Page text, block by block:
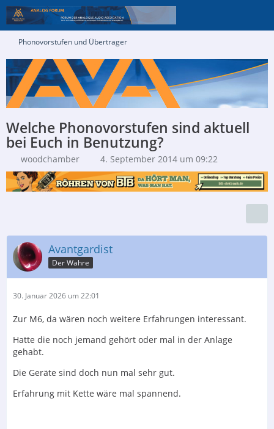
Phonovorstufen und Übertrager
Welche Phonovorstufen sind aktuell
bei Euch in Benutzung?
woodchamber 4. September 2014 um 09:22
Avantgardist
Der Wahre
30. Januar 2026 um 22:01
Zur M6, da wären noch weitere Erfahrungen interessant.
Hatte die noch jemand gehört oder mal in der Anlage
gehabt.
Die Geräte sind doch nun mal sehr gut.
Erfahrung mit Kette wäre mal spannend.